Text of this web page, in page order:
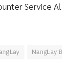
Service
NangLay